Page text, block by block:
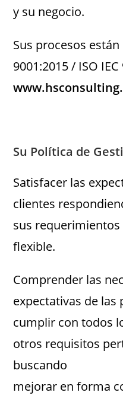
y su negocio.
Sus procesos
9001:2015 / ISO IEC
Su Política de
Satisfacer las
clientes
sus
flexible.
Comprender las
expectativas de las
cumplir con todos
otros requisitos
buscando
mejorar en forma